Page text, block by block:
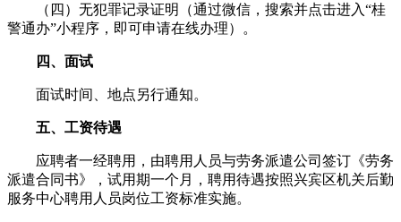
（四）无犯罪记录证明（通过微信，搜索并点击进入“桂
警通办”小程序，即可申请在线办理）。
四、面试
面试时间、地点另行通知。
五、工资待遇
应聘者一经聘用，由聘用人员与劳务派遣公司签订《劳务
派遣合同书》，试用期一个月，聘用待遇按照兴宾区机关后勤
服务中心聘用人员岗位工资标准实施。